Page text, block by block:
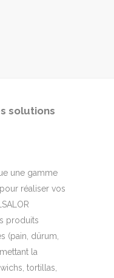
solutions
une gamme
réaliser vos
produits
(pain, dürum,
la
tortillas,